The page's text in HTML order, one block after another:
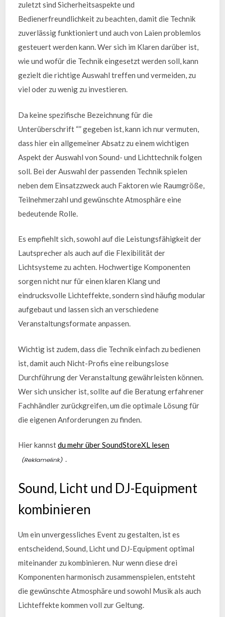
zuletzt sind Sicherheitsaspekte und
Bedienerfreundlichkeit zu beachten, damit die Technik
zuverlässig funktioniert und auch von Laien problemlos
gesteuert werden kann. Wer sich im Klaren darüber ist,
wie und wofür die Technik eingesetzt werden soll, kann
gezielt die richtige Auswahl treffen und vermeiden, zu
viel oder zu wenig zu investieren.
Da keine spezifische Bezeichnung für die
Unterüberschrift “” gegeben ist, kann ich nur vermuten,
dass hier ein allgemeiner Absatz zu einem wichtigen
Aspekt der Auswahl von Sound- und Lichttechnik folgen
soll. Bei der Auswahl der passenden Technik spielen
neben dem Einsatzzweck auch Faktoren wie Raumgröße,
Teilnehmerzahl und gewünschte Atmosphäre eine
bedeutende Rolle.
Es empfiehlt sich, sowohl auf die Leistungsfähigkeit der
Lautsprecher als auch auf die Flexibilität der
Lichtsysteme zu achten. Hochwertige Komponenten
sorgen nicht nur für einen klaren Klang und
eindrucksvolle Lichteffekte, sondern sind häufig modular
aufgebaut und lassen sich an verschiedene
Veranstaltungsformate anpassen.
Wichtig ist zudem, dass die Technik einfach zu bedienen
ist, damit auch Nicht-Profis eine reibungslose
Durchführung der Veranstaltung gewährleisten können.
Wer sich unsicher ist, sollte auf die Beratung erfahrener
Fachhändler zurückgreifen, um die optimale Lösung für
die eigenen Anforderungen zu finden.
Hier kannstdu mehr über SoundStoreXL lesen
.
Sound, Licht und DJ-Equipment
kombinieren
Um ein unvergessliches Event zu gestalten, ist es
entscheidend, Sound, Licht und DJ-Equipment optimal
miteinander zu kombinieren. Nur wenn diese drei
Komponenten harmonisch zusammenspielen, entsteht
die gewünschte Atmosphäre und sowohl Musik als auch
Lichteffekte kommen voll zur Geltung.